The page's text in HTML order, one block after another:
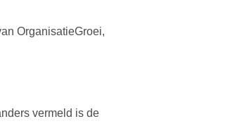
OrganisatieGroei,
vermeld is de